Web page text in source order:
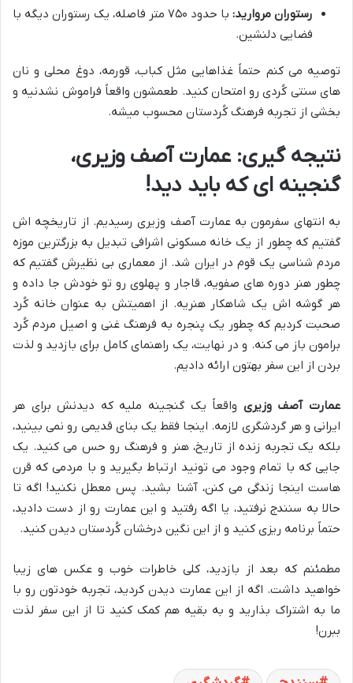
رستوران مروارید:
با حدود ۷۵۰ متر فاصله، یک رستوران دیگه با
فضایی دلنشین.
توصیه می کنم حتماً غذاهایی مثل کباب، قورمه، دوغ محلی و نان
های سنتی کُردی رو امتحان کنید. طعمشون واقعاً فراموش نشدنیه و
بخشی از تجربه فرهنگ کُردستان محسوب میشه.
نتیجه گیری: عمارت آصف وزیری،
گنجینه ای که باید دید!
به انتهای سفرمون به عمارت آصف وزیری رسیدیم. از تاریخچه اش
گفتیم که چطور از یک خانه مسکونی اشرافی تبدیل به بزرگترین موزه
مردم شناسی یک قوم در ایران شد. از معماری بی نظیرش گفتیم که
چطور هنر دوره های صفویه، قاجار و پهلوی رو تو خودش جا داده و
هر گوشه اش یک شاهکار هنریه. از اهمیتش به عنوان خانه کُرد
صحبت کردیم که چطور یک پنجره به فرهنگ غنی و اصیل مردم کُرد
برامون باز می کنه. و در نهایت، یک راهنمای کامل برای بازدید و لذت
بردن از این سفر بهتون ارائه دادیم.
عمارت آصف وزیری واقعاً یک گنجینه ملیه که دیدنش برای هر
ایرانی و هر گردشگری لازمه. اینجا فقط یک بنای قدیمی رو نمی بینید،
بلکه یک تجربه زنده از تاریخ، هنر و فرهنگ رو حس می کنید. یک
جایی که با تمام وجود می تونید ارتباط بگیرید و با مردمی که قرن
هاست اینجا زندگی می کنن، آشنا بشید. پس معطل نکنید! اگه تا
حالا به سنندج نرفتید، یا اگه رفتید و این عمارت رو از دست دادید،
حتماً برنامه ریزی کنید و از این نگین درخشان کُردستان دیدن کنید.
مطمئنم که بعد از بازدید، کلی خاطرات خوب و عکس های زیبا
خواهید داشت. اگه از این عمارت دیدن کردید، تجربه خودتون رو با
ما به اشتراک بذارید و به بقیه هم کمک کنید تا از این سفر لذت
ببرن!